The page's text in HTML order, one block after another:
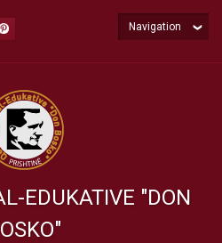
EDUKATIVE "DON
Navigation